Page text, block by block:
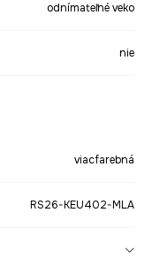
odnímateľné veko
nie
viacfarebná
RS26-KEU402-MLA